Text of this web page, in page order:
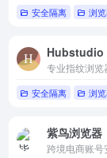
安全隔离 浏
Hubstudio
专业指纹浏览
安全隔离 浏
紫鸟浏览器
跨境电商账号